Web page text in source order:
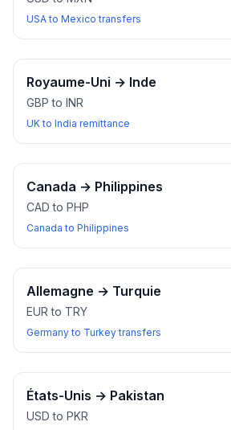
USA to Mexico transfers
Royaume-Uni → Inde
GBP to INR
UK to India remittance
Canada → Philippines
CAD to PHP
Canada to Philippines
Allemagne → Turquie
EUR to TRY
Germany to Turkey transfers
États-Unis → Pakistan
USD to PKR